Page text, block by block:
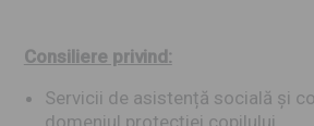
Consiliere privind:
Servicii de asistență socială și
domeniul protecției copilului